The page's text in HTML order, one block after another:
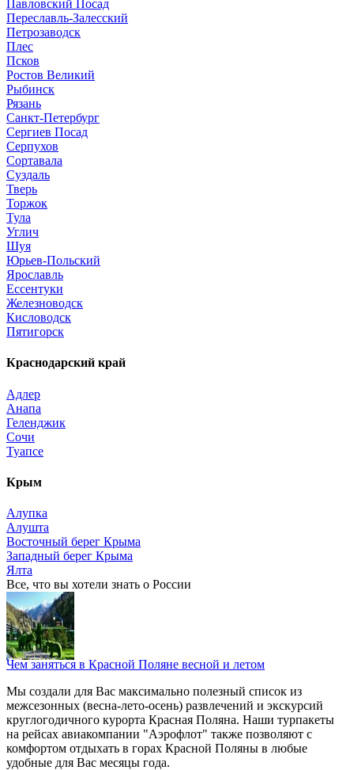
Павловский Посад
Переславль-Залесский
Петрозаводск
Плес
Псков
Ростов Великий
Рыбинск
Рязань
Санкт-Петербург
Сергиев Посад
Серпухов
Сортавала
Суздаль
Тверь
Торжок
Тула
Углич
Шуя
Юрьев-Польский
Ярославль
Ессентуки
Железноводск
Кисловодск
Пятигорск
Краснодарский край
Адлер
Анапа
Геленджик
Сочи
Туапсе
Крым
Алупка
Алушта
Восточный берег Крыма
Западный берег Крыма
Ялта
Все, что вы хотели знать o России
Чем заняться в Красной Поляне весной и летом
Мы создали для Вас максимально полезный список из
межсезонных (весна-лето-осень) развлечений и экскурсий
круглогодичного курорта Красная Поляна. Наши турпакеты
на рейсах авиакомпании "Аэрофлот" также позволяют с
комфортом отдыхать в горах Красной Поляны в любые
удобные для Вас месяцы года.